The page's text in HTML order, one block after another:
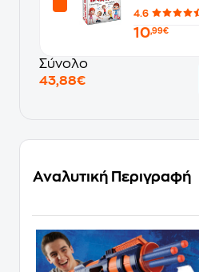
4.6
10,99€
Σύνολο
43,88€
Αναλυτική Περιγραφή